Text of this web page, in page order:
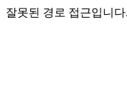
잘못된 경로 접근입니